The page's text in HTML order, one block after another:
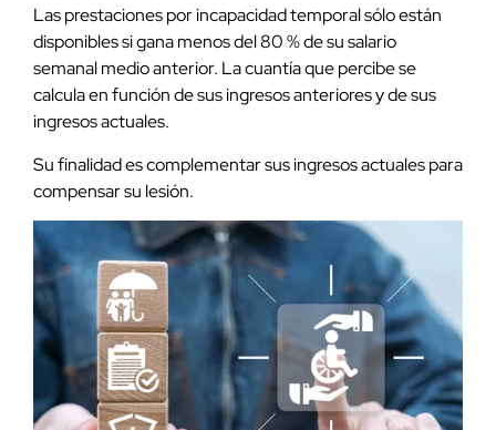
Las prestaciones por incapacidad temporal sólo están
disponibles si gana menos del 80 % de su salario
semanal medio anterior. La cuantía que percibe se
calcula en función de sus ingresos anteriores y de sus
ingresos actuales.
Su finalidad es complementar sus ingresos actuales para
compensar su lesión.